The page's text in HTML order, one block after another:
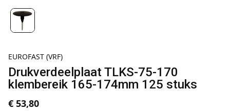
EUROFAST (VRF)
Drukverdeelplaat TLKS-75-170
klembereik 165-174mm 125 stuks
€ 53,80